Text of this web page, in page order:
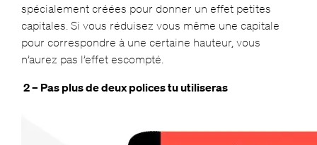
spécialement créées pour donner un effet petites
capitales. Si vous réduisez vous même une capitale
pour correspondre à une certaine hauteur, vous
n’aurez pas l’effet escompté.
2 – Pas plus de deux polices tu utiliseras